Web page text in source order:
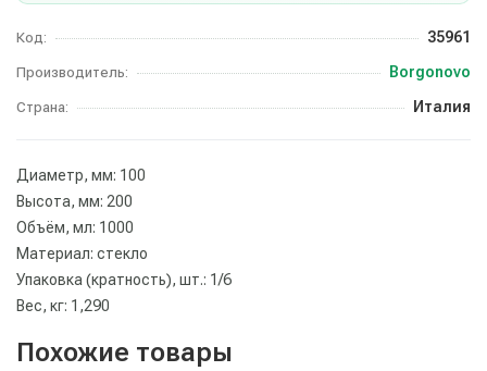
Код: 35961
Производитель: Borgonovo
Страна: Италия
Диаметр, мм: 100
Высота, мм: 200
Объём, мл: 1000
Материал: стекло
Упаковка (кратность), шт.: 1/6
Вес, кг: 1,290
Похожие товары